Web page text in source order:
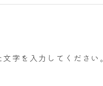
字を入力してください。